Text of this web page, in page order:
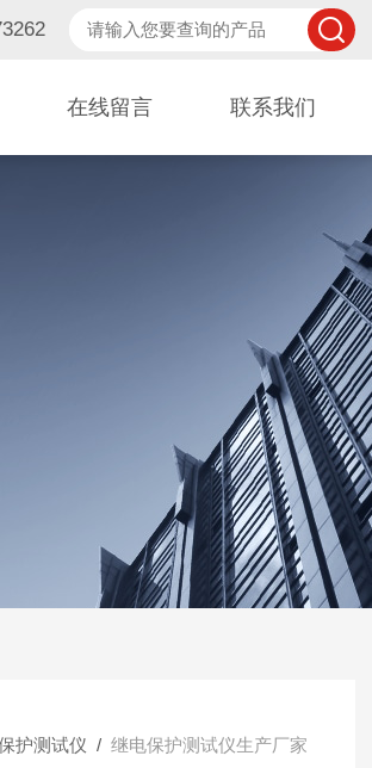
在线留言 联系我们
护测试仪 / 继电保护测试仪生产厂家